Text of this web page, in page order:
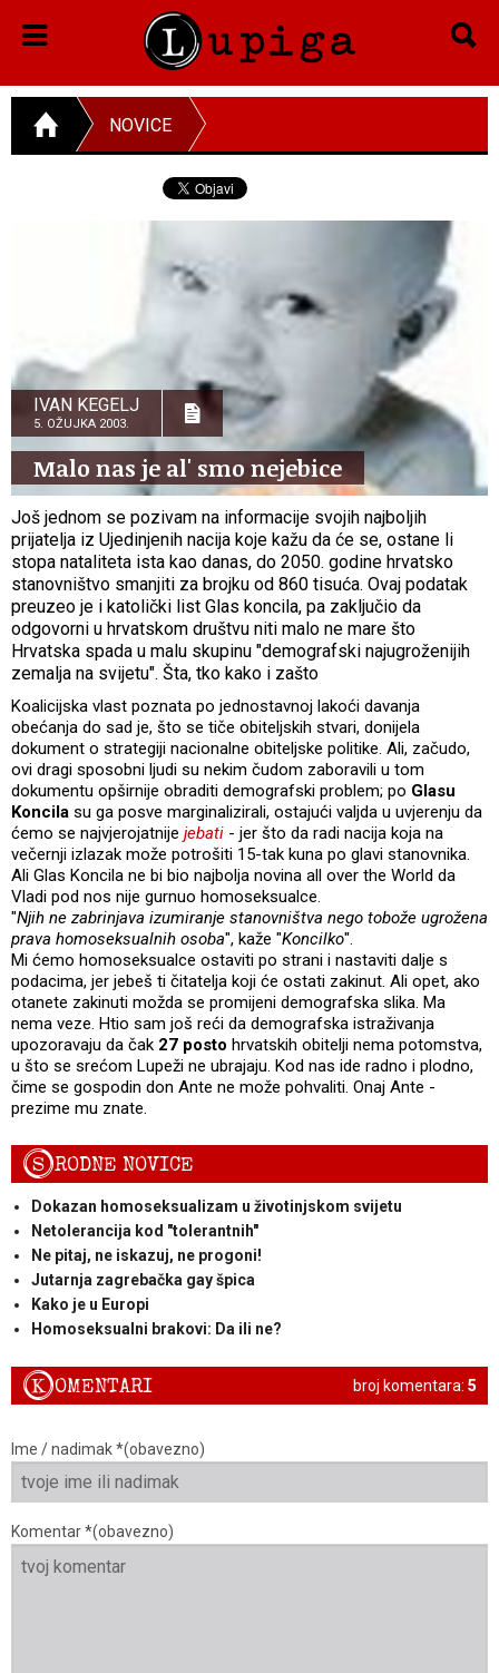
NOVICE
IVAN KEGELJ
5. OŽUJKA 2003.
Malo nas je al' smo nejebice
Još jednom se pozivam na informacije svojih najboljih
prijatelja iz Ujedinjenih nacija koje kažu da će se, ostane li
stopa nataliteta ista kao danas, do 2050. godine hrvatsko
stanovništvo smanjiti za brojku od 860 tisuća. Ovaj podatak
preuzeo je i katolički list Glas koncila, pa zaključio da
odgovorni u hrvatskom društvu niti malo ne mare što
Hrvatska spada u malu skupinu "demografski najugroženijih
zemalja na svijetu". Šta, tko kako i zašto
Koalicijska vlast poznata po jednostavnoj lakoći davanja
obećanja do sad je, što se tiče obiteljskih stvari, donijela
dokument o strategiji nacionalne obiteljske politike. Ali, začudo,
ovi dragi sposobni ljudi su nekim čudom zaboravili u tom
dokumentu opširnije obraditi demografski problem; po Glasu
Koncila su ga posve marginalizirali, ostajući valjda u uvjerenju da
ćemo se najvjerojatnije jebati - jer što da radi nacija koja na
večernji izlazak može potrošiti 15-tak kuna po glavi stanovnika.
Ali Glas Koncila ne bi bio najbolja novina all over the World da
Vladi pod nos nije gurnuo homoseksualce.
"Njih ne zabrinjava izumiranje stanovništva nego tobože ugrožena
prava homoseksualnih osoba", kaže "Koncilko".
Mi ćemo homoseksualce ostaviti po strani i nastaviti dalje s
podacima, jer jebeš ti čitatelja koji će ostati zakinut. Ali opet, ako
otanete zakinuti možda se promijeni demografska slika. Ma
nema veze. Htio sam još reći da demografska istraživanja
upozoravaju da čak 27 posto hrvatskih obitelji nema potomstva,
u što se srećom Lupeži ne ubrajaju. Kod nas ide radno i plodno,
čime se gospodin don Ante ne može pohvaliti. Onaj Ante -
prezime mu znate.
SRODNE NOVICE
Dokazan homoseksualizam u životinjskom svijetu
Netolerancija kod "tolerantnih"
Ne pitaj, ne iskazuj, ne progoni!
Jutarnja zagrebačka gay špica
Kako je u Europi
Homoseksualni brakovi: Da ili ne?
broj komentara: 5
KOMENTARI
Ime / nadimak *(obavezno)
Komentar *(obavezno)